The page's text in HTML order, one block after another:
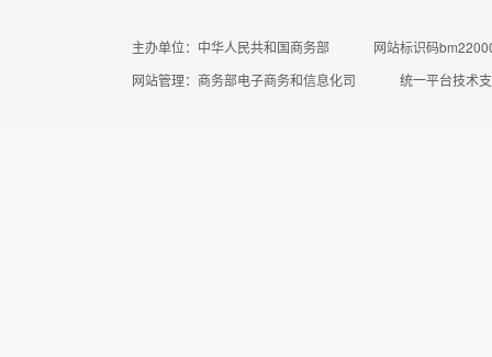
主办单位：中华人民共和国商务部
网站标识码
网站管理：商务部电子商务和信息化司
统一平台技术